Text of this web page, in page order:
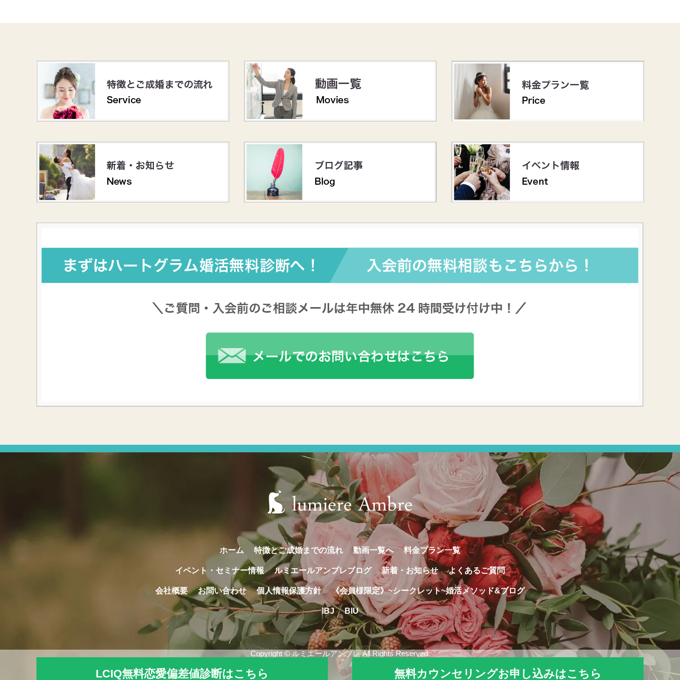
LCIQ無料恋愛偏差値診断はこちら 無料カウンセリングお申し込みはこちら
ホーム 特徴とご成婚までの流れ 動画一覧へ 料金プラン一覧
イベント・セミナー情報 ルミエールアンブレブログ 新着・お知らせ よくあるご質問
会社概要 お問い合わせ 個人情報保護方針 《会員様限定》~シークレット~婚活メソッド&ブログ
IBJ BIU
Copyright © ルミエールアンブレ All Rights Reserved.